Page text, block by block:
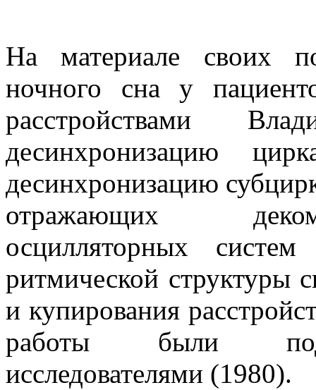
На материале своих
ночного сна у
расстройствами
десинхронизацию
десинхронизацию
отражающих
осцилляторных систем
ритмической структуры
и купирования
работы были
исследователями (1980).